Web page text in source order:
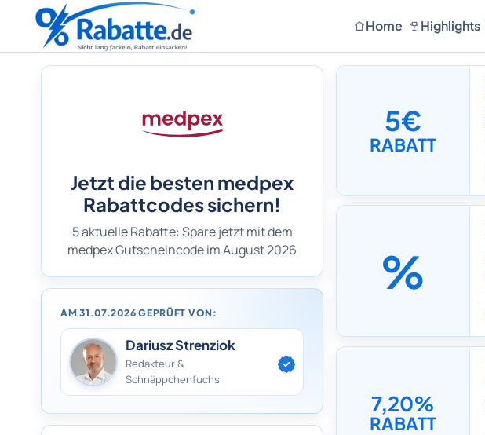
Home Highlights
Jetzt die besten medpex
Rabattcodes sichern!
5 aktuelle Rabatte: Spare jetzt mit dem
medpex Gutscheincode im August 2026
AM 31.07.2026 GEPRÜFT VON:
Dariusz Strenziok
Redakteur &
Schnäppchenfuchs
5€
RABATT
%
7,20%
RABATT